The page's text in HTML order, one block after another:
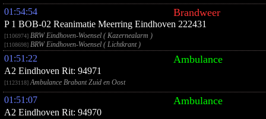
01:54:54 Brandweer
P 1 BOB-02 Reanimatie Meerring Eindhoven 222431
[1106974] BRW Eindhoven-Woensel ( Kazernealarm )
[1108698] BRW Eindhoven-Woensel ( Lichtkrant )
01:51:22 Ambulance
A2 Eindhoven Rit: 94971
[1123118]Ambulance Brabant Zuid en Oost
01:51:07 Ambulance
A2 Eindhoven Rit: 94970